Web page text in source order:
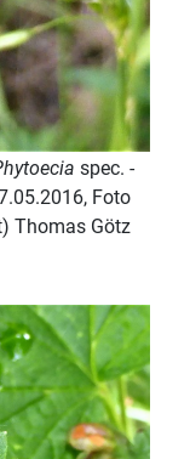
spec. -
Foto
Thomas Götz